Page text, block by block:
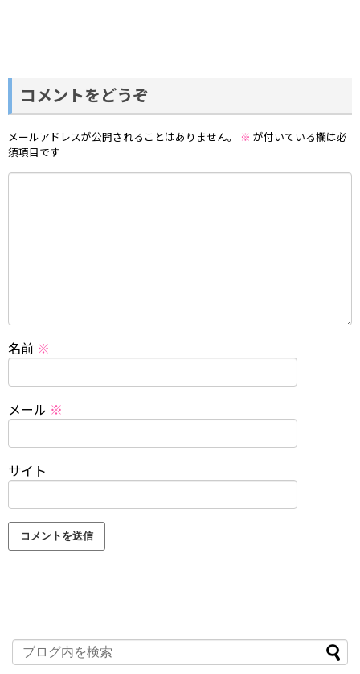
コメントをどうぞ
メールアドレスが公開されることはありません。 ※ が付いている欄は必
須項目です
名前 ※
メール ※
サイト